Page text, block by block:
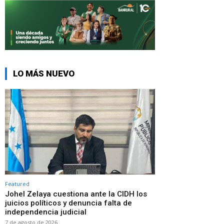
LO MÁS NUEVO
Featured
Johel Zelaya cuestiona ante la CIDH los
juicios políticos y denuncia falta de
independencia judicial
7 de agosto de 2026